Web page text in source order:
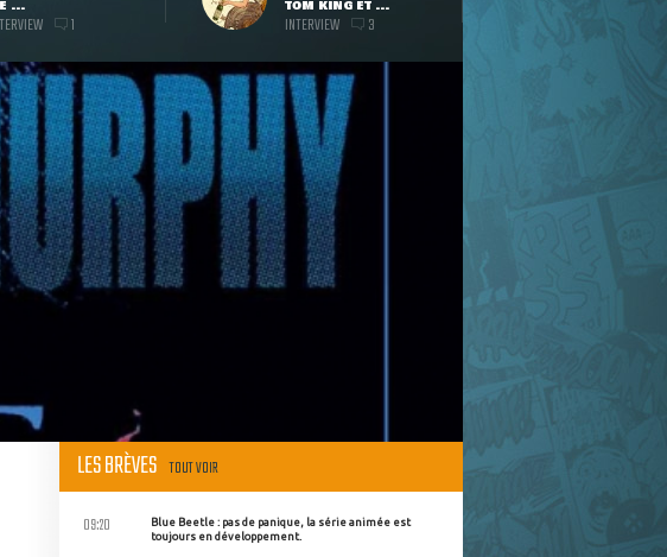
...
1
TOM KING ET ...
INTERVIEW 3
LES BRÈVES TOUT VOIR
Blue Beetle : pas de panique, la série animée est
toujours en développement.
09:20